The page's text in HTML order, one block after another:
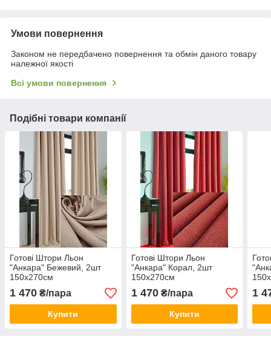
Умови повернення
Законом не передбачено повернення та обмін даного товару
належної якості
Всі умови повернення
Подібні товари компанії
Готові Штори Льон
"Анкара" Бежевий, 2шт
150х270см
1 470 ₴/пара
Купити
Готові Штори Льон
"Анкара" Корал, 2шт
150х270см
1 470₴/пара
Купити
1